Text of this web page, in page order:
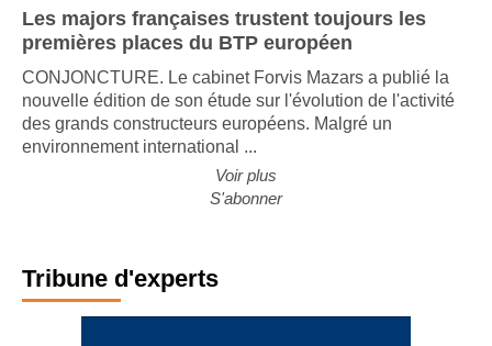
Les majors françaises trustent toujours les
premières places du BTP européen
CONJONCTURE. Le cabinet Forvis Mazars a publié la
nouvelle édition de son étude sur l'évolution de l'activité
des grands constructeurs européens. Malgré un
Voir plus
Tribune d'experts